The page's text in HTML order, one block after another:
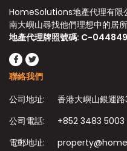
HomeSolutions地產代理有限
南大嶼山尋找他們理想中的居所
地產代理牌照號碼: C-
聯絡我們
公司地址:
香港大嶼山銀運
公司電話:
+852 3483 5003
電郵地址: